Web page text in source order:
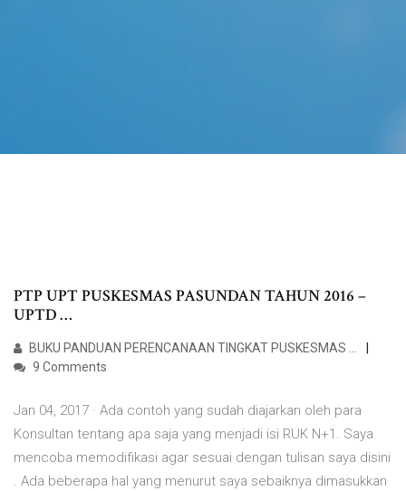
PTP UPT PUSKESMAS PASUNDAN TAHUN 2016 –
UPTD …
BUKU PANDUAN PERENCANAAN TINGKAT PUSKESMAS …
9 Comments
Jan 04, 2017 · Ada contoh yang sudah diajarkan oleh para
Konsultan tentang apa saja yang menjadi isi RUK N+1. Saya
mencoba memodifikasi agar sesuai dengan tulisan saya disini
. Ada beberapa hal yang menurut saya sebaiknya dimasukkan